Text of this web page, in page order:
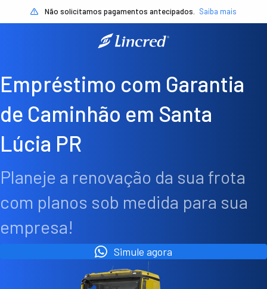
Não solicitamos pagamentos antecipados. Saiba mais
Empréstimo com Garantia
de Caminhão em Santa
Lúcia PR
Planeje a renovação da sua frota
com planos sob medida para sua
empresa!
Simule agora